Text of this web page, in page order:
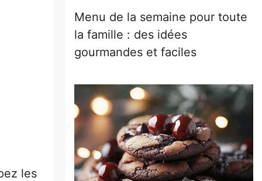
les
Menu de la semaine pour toute
la famille : des idées
gourmandes et faciles